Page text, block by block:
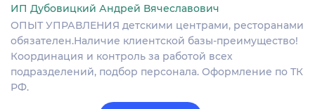
ИП Дубовицкий Андрей Вячеславович
ОПЫТ УПРАВЛЕНИЯ детскими центрами, ресторанами
обязателен.Наличие клиентской базы-преимущество!
Координация и контроль за работой всех
подразделений, подбор персонала. Оформление по ТК
РФ.